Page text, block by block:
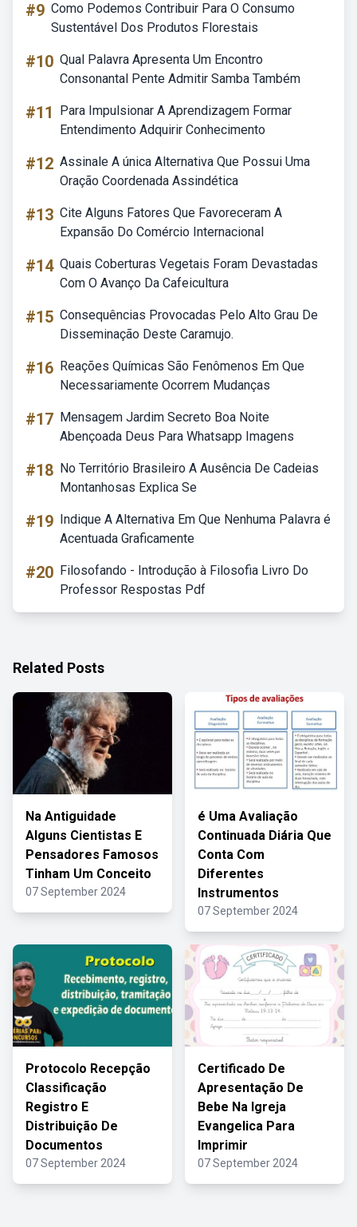
#9 Como Podemos Contribuir Para O Consumo
Sustentável Dos Produtos Florestais
#10 Qual Palavra Apresenta Um Encontro
Consonantal Pente Admitir Samba Também
#11
Para Impulsionar A Aprendizagem Formar
Entendimento Adquirir Conhecimento
#12 Assinale A única Alternativa Que Possui Uma
Oração Coordenada Assindética
#13 Cite Alguns Fatores Que Favoreceram A
Expansão Do Comércio Internacional
#14 Quais Coberturas Vegetais Foram Devastadas
Com O Avanço Da Cafeicultura
#15 Consequências Provocadas Pelo Alto Grau De
Disseminação Deste Caramujo.
#16 Reações Químicas São Fenômenos Em Que
Necessariamente Ocorrem Mudanças
#17 Mensagem Jardim Secreto Boa Noite
Abençoada Deus Para Whatsapp Imagens
#18 No Território Brasileiro A Ausência De Cadeias
Montanhosas Explica Se
#19 Indique A Alternativa Em Que Nenhuma Palavra é
Acentuada Graficamente
#20 Filosofando - Introdução à Filosofia Livro Do
Professor Respostas Pdf
Related Posts
Na Antiguidade
Alguns Cientistas E
Pensadores Famosos
Tinham Um Conceito
07 September 2024
é Uma Avaliação
Continuada Diária Que
Conta Com
Diferentes
Instrumentos
07 September 2024
Protocolo Recepção
Classificação
Registro E
Distribuição De
Documentos
07 September 2024
Certificado De
Apresentação De
Bebe Na Igreja
Evangelica Para
Imprimir
07 September 2024